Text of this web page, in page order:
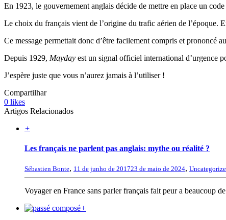
En 1923, le gouvernement anglais décide de mettre en place un
Le choix du français vient de l’origine du trafic aérien de l’époque.
Ce message permettait donc d’être facilement compris et prononcé
Depuis 1929, Mayday est un signal officiel international d’urgence
J’espère juste que vous n’aurez jamais à l’utiliser !
Compartilhar
0 likes
Artigos Relacionados
+
Les français ne parlent pas anglais: mythe ou réalité ?
Sébastien Bonte, 11 de junho de 201723 de maio de 2024,
Voyager en France sans parler français fait peur a beaucoup
+